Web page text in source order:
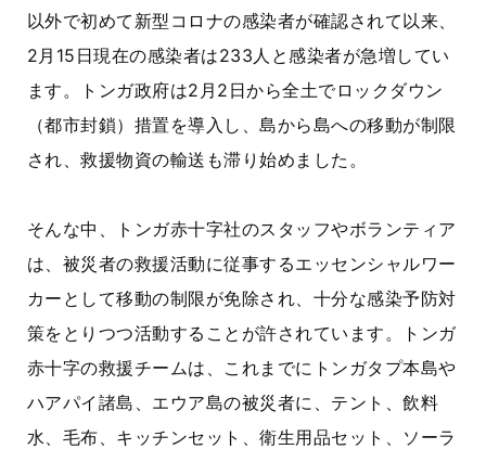
以外で初めて新型コロナの感染者が確認されて以来、
2月15日現在の感染者は233人と感染者が急増してい
ます。トンガ政府は2月2日から全土でロックダウン
（都市封鎖）措置を導入し、島から島への移動が制限
され、救援物資の輸送も滞り始めました。
そんな中、トンガ赤十字社のスタッフやボランティア
は、被災者の救援活動に従事するエッセンシャルワー
カーとして移動の制限が免除され、十分な感染予防対
策をとりつつ活動することが許されています。トンガ
赤十字の救援チームは、これまでにトンガタプ本島や
ハアパイ諸島、エウア島の被災者に、テント、飲料
水、毛布、キッチンセット、衛生用品セット、ソーラ